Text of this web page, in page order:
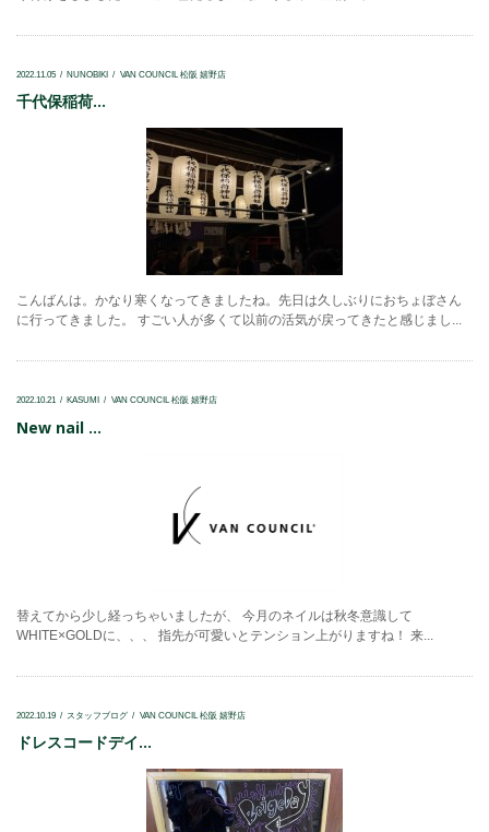
2022.11.05 NUNOBIKI VAN COUNCIL 松阪 嬉野店
千代保稲荷...
こんばんは。かなり寒くなってきましたね。先日は久しぶりにおちょぼさん
に行ってきました。 すごい人が多くて以前の活気が戻ってきたと感じまし...
2022.10.21 KASUMI VAN COUNCIL 松阪 嬉野店
New nail ...
替えてから少し経っちゃいましたが、 今月のネイルは秋冬意識して
WHITE×GOLDに、、、 指先が可愛いとテンション上がりますね！ 来...
2022.10.19 スタッフブログ VAN COUNCIL 松阪 嬉野店
ドレスコードデイ...